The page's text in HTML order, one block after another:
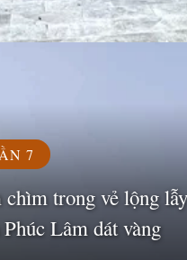
7
trong vẻ lộng
Lâm dát vàng